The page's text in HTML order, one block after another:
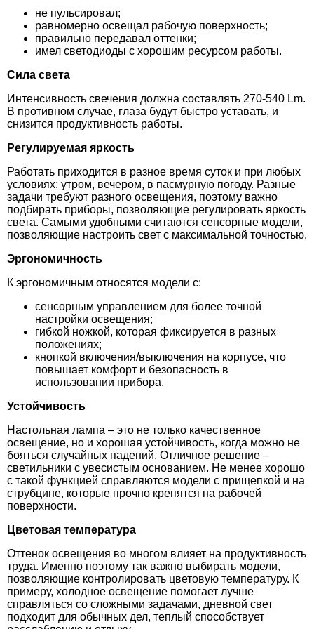
не пульсировал;
равномерно освещал рабочую поверхность;
правильно передавал оттенки;
имел светодиоды с хорошим ресурсом работы.
Сила света
Интенсивность свечения должна составлять 270-540 Lm.
В противном случае, глаза будут быстро уставать, и
снизится продуктивность работы.
Регулируемая яркость
Работать приходится в разное время суток и при любых
условиях: утром, вечером, в пасмурную погоду. Разные
задачи требуют разного освещения, поэтому важно
подбирать приборы, позволяющие регулировать яркость
света. Самыми удобными считаются сенсорные модели,
позволяющие настроить свет с максимальной точностью.
Эргономичность
К эргономичным относятся модели с:
сенсорным управлением для более точной
настройки освещения;
гибкой ножкой, которая фиксируется в разных
положениях;
кнопкой включения/выключения на корпусе, что
повышает комфорт и безопасность в
использовании прибора.
Устойчивость
Настольная лампа – это не только качественное
освещение, но и хорошая устойчивость, когда можно не
бояться случайных падений. Отличное решение –
светильники с увесистым основанием. Не менее хорошо
с такой функцией справляются модели с прищепкой и на
струбцине, которые прочно крепятся на рабочей
поверхности.
Цветовая температура
Оттенок освещения во многом влияет на продуктивность
труда. Именно поэтому так важно выбирать модели,
позволяющие контролировать цветовую температуру. К
примеру, холодное освещение помогает лучше
справляться со сложными задачами, дневной свет
подходит для обычных дел, теплый способствует